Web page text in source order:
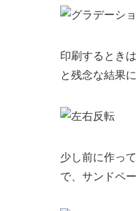
印刷するとき
と残念な結果
少し前に作っ
で、サンドペ